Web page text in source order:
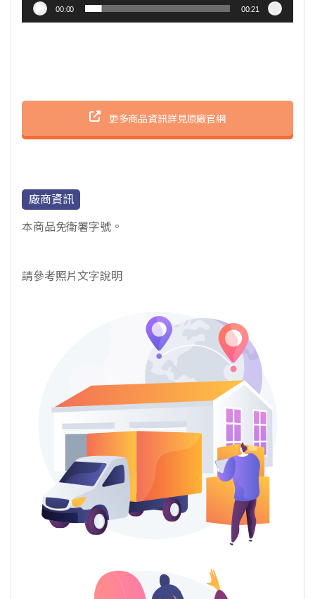
00:00 00:21
更多商品資訊詳見原廠官網
廠商資訊
本商品免衛署字號。
請參考照片文字說明